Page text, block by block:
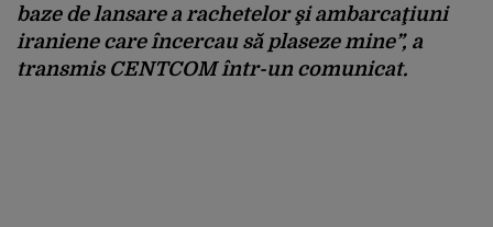
baze de lansare a rachetelor şi ambarcaţiuni
iraniene care încercau să plaseze mine”, a
transmis CENTCOM într-un comunicat.